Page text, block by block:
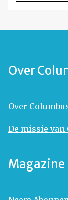
Over
Over
De missie
Magazine